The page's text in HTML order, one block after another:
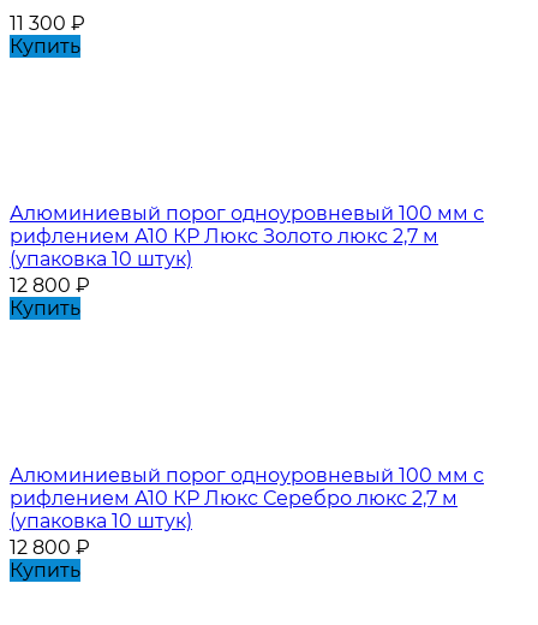
11 300 ₽
Купить
Алюминиевый порог одноуровневый 100 мм с
рифлением А10 КР Люкс Золото люкс 2,7 м
(упаковка 10 штук)
12 800 ₽
Купить
Алюминиевый порог одноуровневый 100 мм с
рифлением А10 КР Люкс Серебро люкс 2,7 м
(упаковка 10 штук)
12 800 ₽
Купить